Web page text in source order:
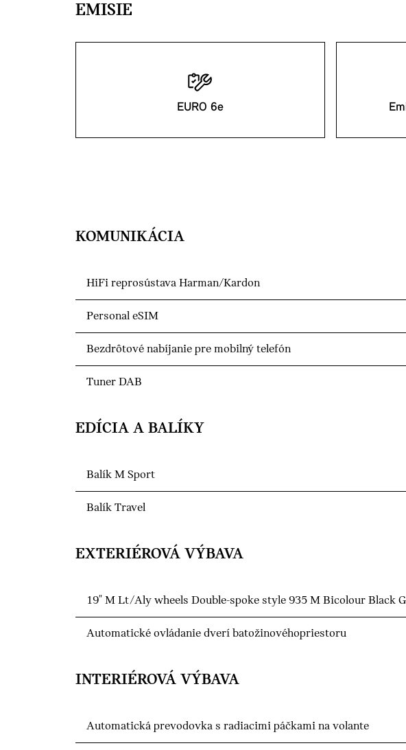
EMISIE
EURO 6e
KOMUNIKÁCIA
HiFi reprosústava Harman/Kardon
Personal eSIM
Bezdrôtové nabíjanie pre mobilný telefón
Tuner DAB
EDÍCIA A BALÍKY
Balík M Sport
Balík Travel
EXTERIÉROVÁ VÝBAVA
19" M Lt/Aly wheels Double-spoke style 935 M Bicolour Black
Automatické ovládanie dverí batožinovéhopriestoru
INTERIÉROVÁ VÝBAVA
Automatická prevodovka s radiacimi páčkami na volante